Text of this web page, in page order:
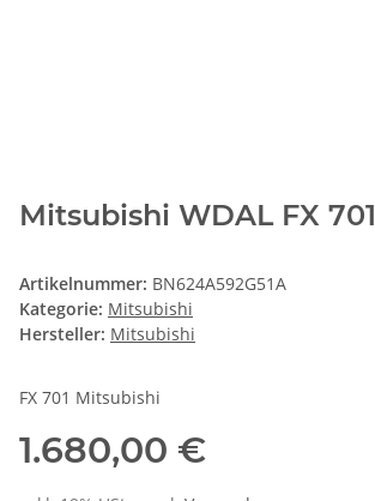
Mitsubishi WDAL FX 701
Artikelnummer: BN624A592G51A
Kategorie: Mitsubishi
Hersteller: Mitsubishi
FX 701 Mitsubishi
1.680,00 €